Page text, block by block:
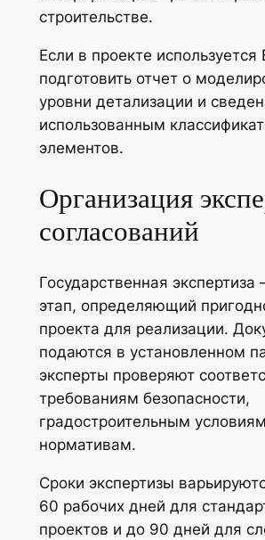
строительстве.
Если в проекте используется
подготовить отчет о
уровни детализации и
использованным
элементов.
Организация
согласований
Государственная
этап, определяющий
проекта для реализации.
подаются в установленном
эксперты проверяют
требованиям безопасности,
градостроительным
нормативам.
Сроки экспертизы
60 рабочих дней для
проектов и до 90 дней для